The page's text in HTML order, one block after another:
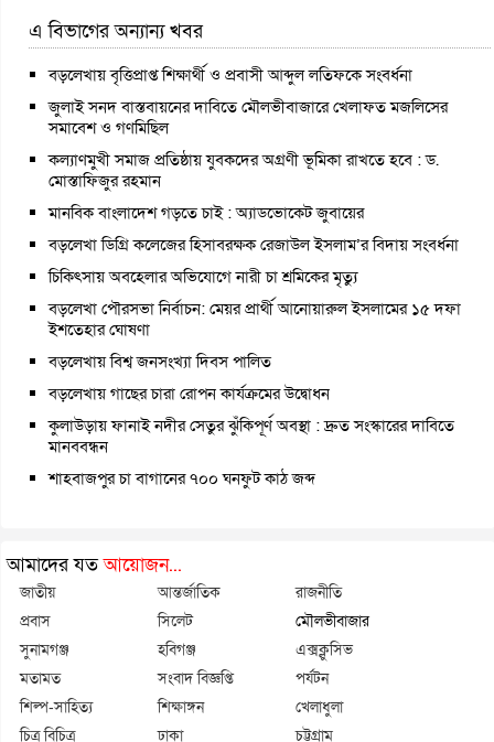
এ বিভাগের অন্যান্য খবর
বড়লেখায় বৃত্তিপ্রাপ্ত শিক্ষার্থী ও প্রবাসী আব্দুল লতিফকে সংবর্ধনা
জুলাই সনদ বাস্তবায়নের দাবিতে মৌলভীবাজারে খেলাফত মজলিসের
সমাবেশ ও গণমিছিল
কল্যাণমুখী সমাজ প্রতিষ্ঠায় যুবকদের অগ্রণী ভূমিকা রাখতে হবে : ড.
মোস্তাফিজুর রহমান
মানবিক বাংলাদেশ গড়তে চাই : অ্যাডভোকেট জুবায়ের
বড়লেখা ডিগ্রি কলেজের হিসাবরক্ষক রেজাউল ইসলাম’র বিদায় সংবর্ধনা
চিকিৎসায় অবহেলার অভিযোগে নারী চা শ্রমিকের মৃত্যু
বড়লেখা পৌরসভা নির্বাচন: মেয়র প্রার্থী আনোয়ারুল ইসলামের ১৫ দফা
ইশতেহার ঘোষণা
বড়লেখায় বিশ্ব জনসংখ্যা দিবস পালিত
বড়লেখায় গাছের চারা রোপন কার্যক্রমের উদ্বোধন
কুলাউড়ায় ফানাই নদীর সেতুর ঝুঁকিপূর্ণ অবস্থা : দ্রুত সংস্কারের দাবিতে
মানববন্ধন
শাহবাজপুর চা বাগানের ৭০০ ঘনফুট কাঠ জব্দ
আমাদের যতআয়োজন...
জাতীয় আন্তর্জাতিক
রাজনীতি
প্রবাস
সিলেট
মৌলভীবাজার
সুনামগঞ্জ
হবিগঞ্জ
এক্সক্লুসিভ
মতামত
সংবাদ বিজ্ঞপ্তি
পর্যটন
শিল্প-সাহিত্য
শিক্ষাঙ্গন
খেলাধুলা
চিত্র বিচিত্র
ঢাকা চট্টগ্রাম